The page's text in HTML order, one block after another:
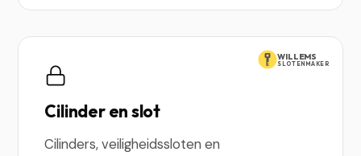
WILLEMS
SLOTENMAKER
Cilinder en slot
Cilinders, veiligheidssloten en